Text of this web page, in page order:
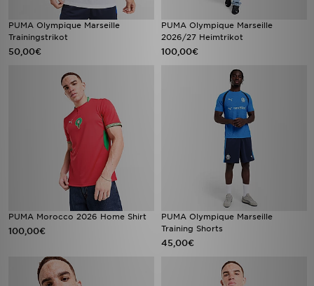
PUMA Olympique Marseille
Trainingstrikot
50,00€
PUMA Olympique Marseille
2026/27 Heimtrikot
100,00€
PUMA Morocco 2026 Home Shirt
100,00€
PUMA Olympique Marseille
Training Shorts
45,00€